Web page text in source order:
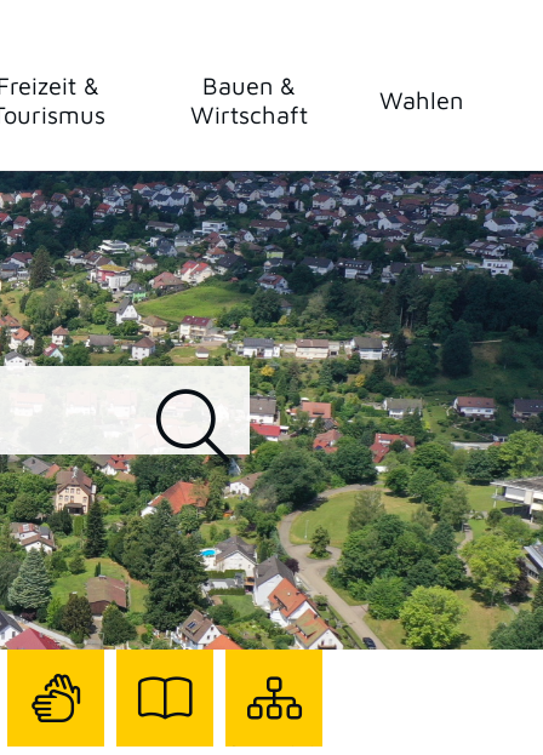
&
Bauen &
Wirtschaft
Wahlen